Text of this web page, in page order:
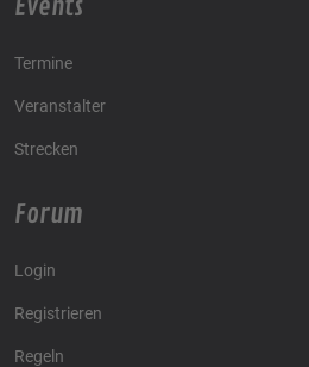
Events
Termine
Veranstalter
Strecken
Forum
Login
Registrieren
Regeln